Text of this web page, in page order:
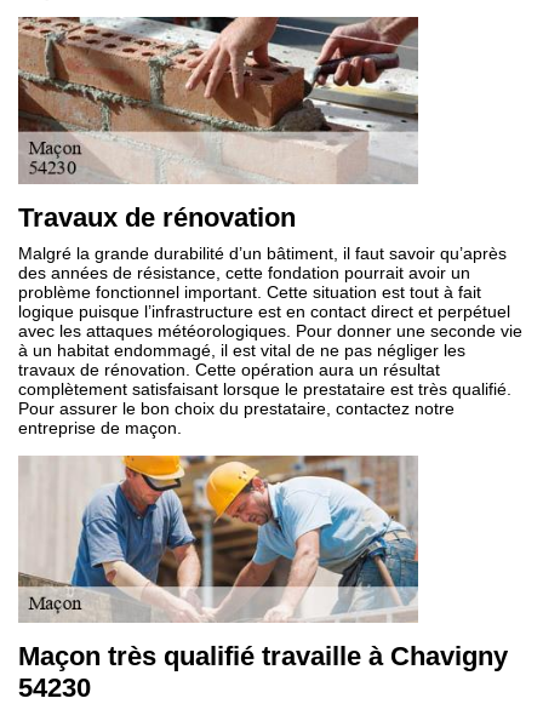
Travaux de rénovation
Malgré la grande durabilité d’un bâtiment, il faut savoir qu’après
des années de résistance, cette fondation pourrait avoir un
problème fonctionnel important. Cette situation est tout à fait
logique puisque l’infrastructure est en contact direct et perpétuel
avec les attaques météorologiques. Pour donner une seconde vie
à un habitat endommagé, il est vital de ne pas négliger les
travaux de rénovation. Cette opération aura un résultat
complètement satisfaisant lorsque le prestataire est très qualifié.
Pour assurer le bon choix du prestataire, contactez notre
entreprise de maçon.
Maçon très qualifié travaille à Chavigny
54230